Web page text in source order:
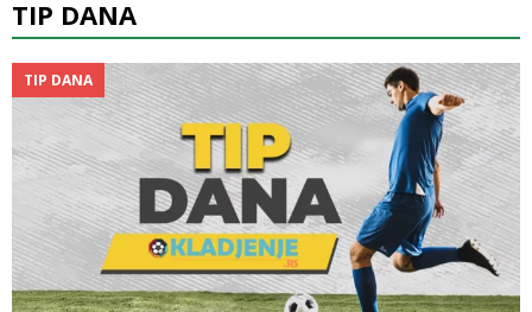
TIP DANA
TIP DANA